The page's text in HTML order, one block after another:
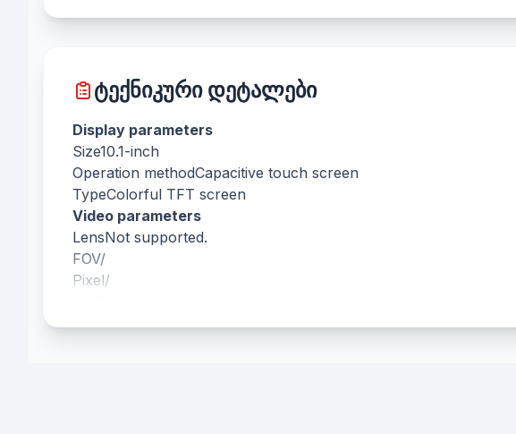
ტექნიკური დეტალები
Display parameters
Size10.1-inch
Operation methodCapacitive touch screen
TypeColorful TFT screen
Video parameters
LensNot supported.
FOV/
Pixel/
Audio qualityNoise suppression and echo cancellation